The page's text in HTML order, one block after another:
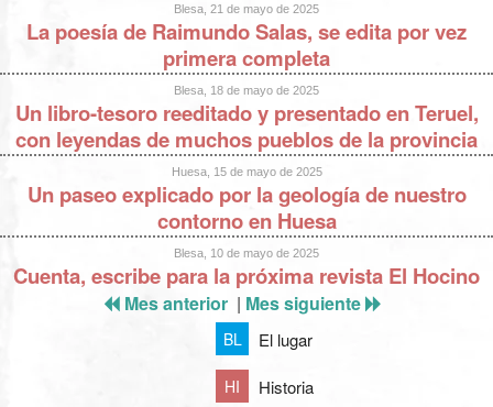
Blesa, 21 de mayo de 2025
La poesía de Raimundo Salas, se edita por vez
primera completa
Blesa, 18 de mayo de 2025
Un libro-tesoro reeditado y presentado en Teruel,
con leyendas de muchos pueblos de la provincia
Huesa, 15 de mayo de 2025
Un paseo explicado por la geología de nuestro
contorno en Huesa
Blesa, 10 de mayo de 2025
Cuenta, escribe para la próxima revista El Hocino
Mes anterior| Mes siguiente
BL El lugar
HI Historia